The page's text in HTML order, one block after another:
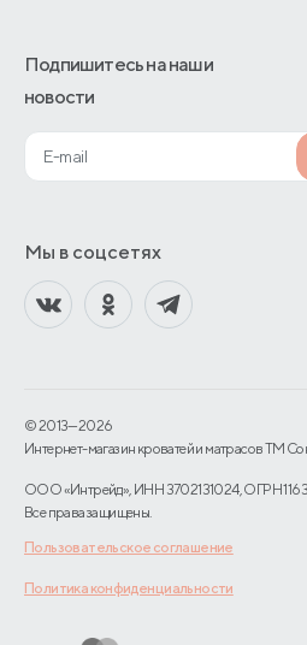
Подпишитесь на наши
новости
Мы в соцсетях
© 2013—2026
Интернет-магазин кроватей и матрасов TM
ООО «Интрейд», ИНН 3702131024, ОГРН
Все права защищены.
Пользовательское соглашение
Политика конфиденциальности